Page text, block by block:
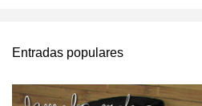
t
r
Entradas populares